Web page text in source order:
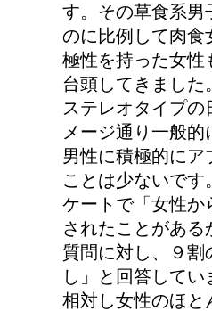
す。その草食系男
のに比例して肉食
極性を持った女性
台頭してきました
ステレオタイプの
メージ通り一般的
男性に積極的にア
ことは少ないです
ケートで「女性か
されたことがある
質問に対し、９割
し」と回答してい
相対し女性のほと